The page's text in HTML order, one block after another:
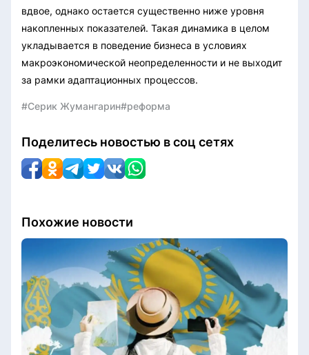
вдвое, однако остается существенно ниже уровня
накопленных показателей. Такая динамика в целом
укладывается в поведение бизнеса в условиях
макроэкономической неопределенности и не выходит
за рамки адаптационных процессов.
#Серик Жумангарин#реформа
Поделитесь новостью в соц сетях
Похожие новости